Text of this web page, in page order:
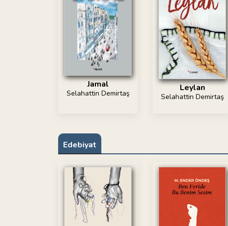
Jamal
Selahattin Demirtaş
Leylan
Selahattin Demirtaş
Edebiyat